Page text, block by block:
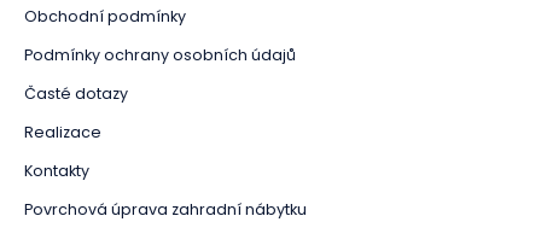
Obchodní podmínky
Podmínky ochrany osobních údajů
Časté dotazy
Realizace
Kontakty
Povrchová úprava zahradní nábytku